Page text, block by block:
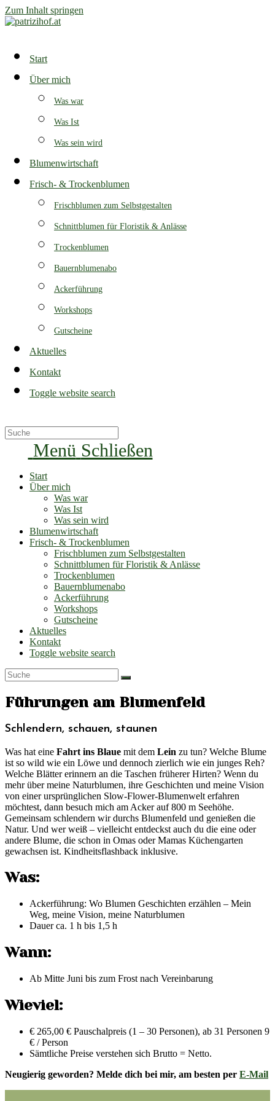
Zum Inhalt springen
Start
Über mich
Was war
Was Ist
Was sein wird
Blumenwirtschaft
Frisch- & Trockenblumen
Frischblumen zum Selbstgestalten
Schnittblumen für Floristik & Anlässe
Trockenblumen
Bauernblumenabo
Ackerführung
Workshops
Gutscheine
Aktuelles
Kontakt
Toggle website search
Menü Schließen
Start
Über mich
Was war
Was Ist
Was sein wird
Blumenwirtschaft
Frisch- & Trockenblumen
Frischblumen zum Selbstgestalten
Schnittblumen für Floristik & Anlässe
Trockenblumen
Bauernblumenabo
Ackerführung
Workshops
Gutscheine
Aktuelles
Kontakt
Toggle website search
Führungen am Blumenfeld
Schlendern, schauen, staunen
Was hat eine Fahrt ins Blaue mit dem Lein zu tun? Welche Blume
ist so wild wie ein Löwe und dennoch zierlich wie ein junges Reh?
Welche Blätter erinnern an die Taschen früherer Hirten? Wenn du
mehr über meine Naturblumen, ihre Geschichten und meine Vision
von einer ursprünglichen Slow-Flower-Blumenwelt erfahren
möchtest, dann besuch mich am Acker auf 800 m Seehöhe.
Gemeinsam schlendern wir durchs Blumenfeld und genießen die
Natur. Und wer weiß – vielleicht entdeckst auch du die eine oder
andere Blume, die schon in Omas oder Mamas Küchengarten
gewachsen ist. Kindheitsflashback inklusive.
Was:
Ackerführung: Wo Blumen Geschichten erzählen – Mein
Weg, meine Vision, meine Naturblumen
Dauer ca. 1 h bis 1,5 h
Wann:
Ab Mitte Juni bis zum Frost nach Vereinbarung
Wieviel:
€ 265,00 € Pauschalpreis (1 – 30 Personen), ab 31 Personen 9
€ / Person
Sämtliche Preise verstehen sich Brutto = Netto.
Neugierig geworden? Melde dich bei mir, am besten per E-Mail